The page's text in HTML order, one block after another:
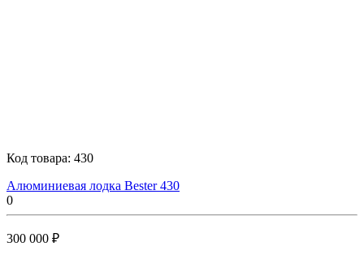
Код товара: 430
Алюминиевая лодка Bester 430
0
300 000 ₽